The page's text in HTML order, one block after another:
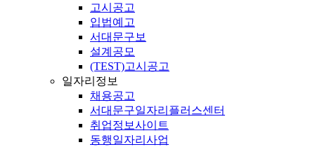
고시공고
입법예고
서대문구보
설계공모
(TEST)고시공고
일자리정보
채용공고
서대문구일자리플러스센터
취업정보사이트
동행일자리사업